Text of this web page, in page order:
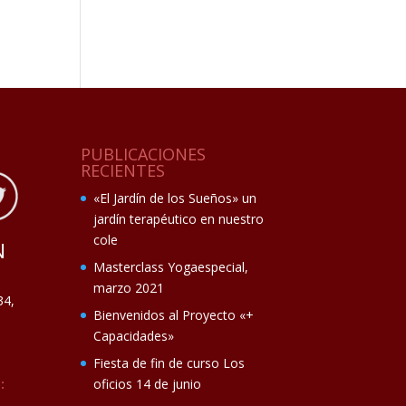
PUBLICACIONES
RECIENTES
«El Jardín de los Sueños» un
jardín terapéutico en nuestro
cole
Masterclass Yogaespecial,
marzo 2021
Bienvenidos al Proyecto «+
Capacidades»
Fiesta de fin de curso Los
oficios 14 de junio